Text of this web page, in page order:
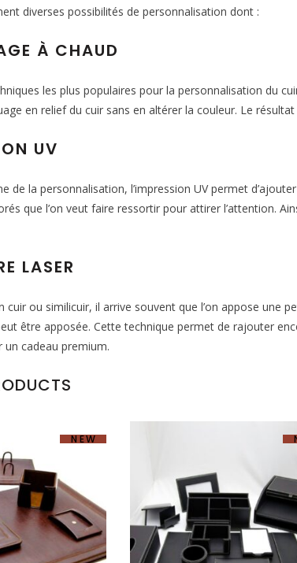
diverses possibilités de personnalisation dont :
À CHAUD
les plus populaires pour la personnalisation du
en relief du cuir sans en altérer la couleur. Le
UV
de la personnalisation, l’impression UV permet
que l’on veut faire ressortir pour attirer l’attention.
LASER
cuir ou similicuir, il arrive souvent que l’on appose une
être apposée. Cette technique permet de rajouter
un cadeau premium.
NEW